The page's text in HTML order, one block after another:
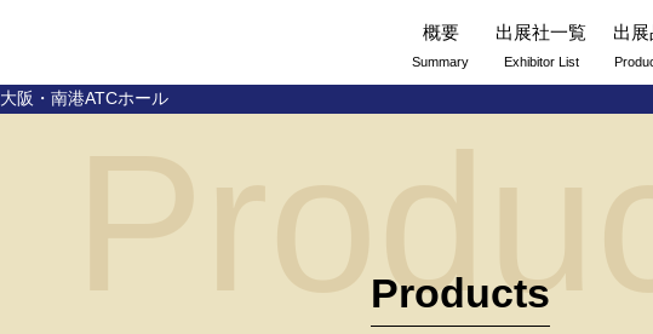
概要
Summary
出展社一覧
Exhibitor List
出展
大阪・南港ATCホール
Products